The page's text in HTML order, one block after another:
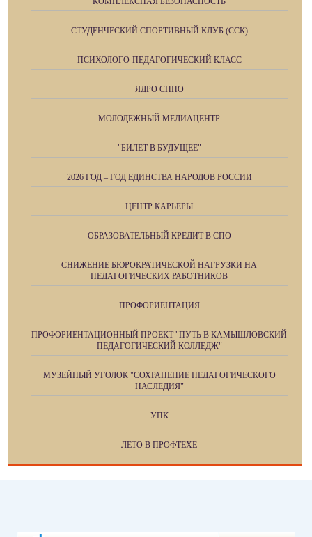
СТУДЕНЧЕСКИЙ СПОРТИВНЫЙ КЛУБ (ССК)
ПСИХОЛОГО-ПЕДАГОГИЧЕСКИЙ КЛАСС
ЯДРО СППО
МОЛОДЕЖНЫЙ МЕДИАЦЕНТР
"БИЛЕТ В БУДУЩЕЕ"
2026 ГОД – ГОД ЕДИНСТВА НАРОДОВ РОССИИ
ЦЕНТР КАРЬЕРЫ
ОБРАЗОВАТЕЛЬНЫЙ КРЕДИТ В СПО
СНИЖЕНИЕ БЮРОКРАТИЧЕСКОЙ НАГРУЗКИ НА
ПЕДАГОГИЧЕСКИХ РАБОТНИКОВ
ПРОФОРИЕНТАЦИЯ
ПРОФОРИЕНТАЦИОННЫЙ ПРОЕКТ "ПУТЬ В КАМЫШЛОВСКИЙ
ПЕДАГОГИЧЕСКИЙ КОЛЛЕДЖ"
МУЗЕЙНЫЙ УГОЛОК "СОХРАНЕНИЕ ПЕДАГОГИЧЕСКОГО
НАСЛЕДИЯ"
УПК
ЛЕТО В ПРОФТЕХЕ